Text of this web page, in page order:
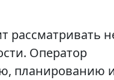
рассматривать
Оператор
планированию